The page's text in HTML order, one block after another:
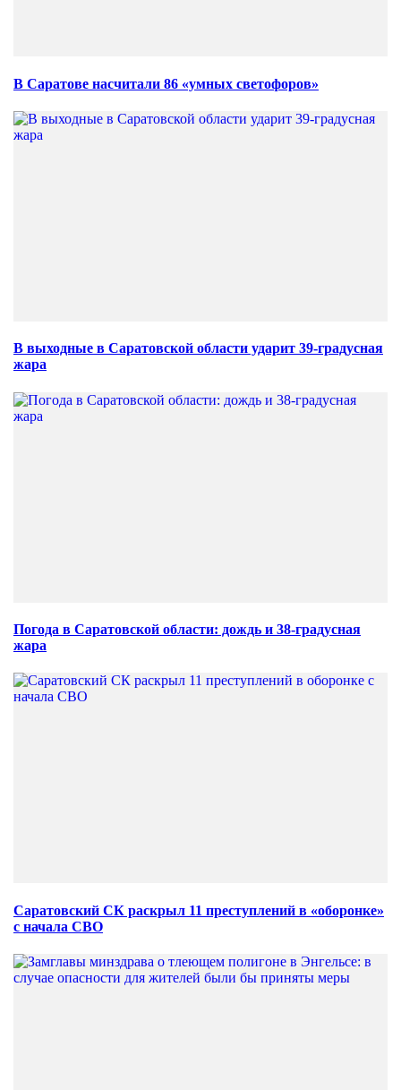
В Саратове насчитали 86 «умных светофоров»
В выходные в Саратовской области ударит 39-градусная
жара
Погода в Саратовской области: дождь и 38-градусная
жара
Саратовский СК раскрыл 11 преступлений в «оборонке»
с начала СВО